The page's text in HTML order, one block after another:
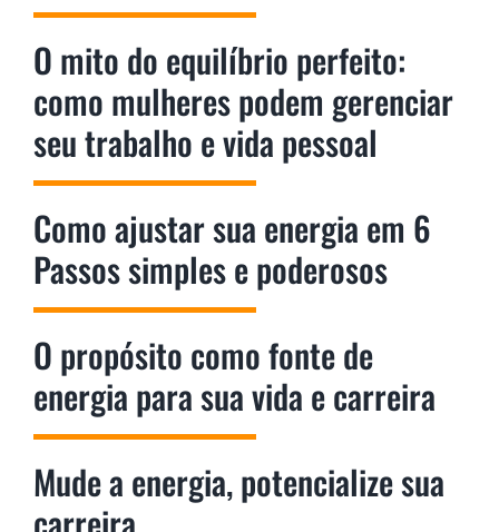
O mito do equilíbrio perfeito:
como mulheres podem gerenciar
seu trabalho e vida pessoal
Como ajustar sua energia em 6
Passos simples e poderosos
O propósito como fonte de
energia para sua vida e carreira
Mude a energia, potencialize sua